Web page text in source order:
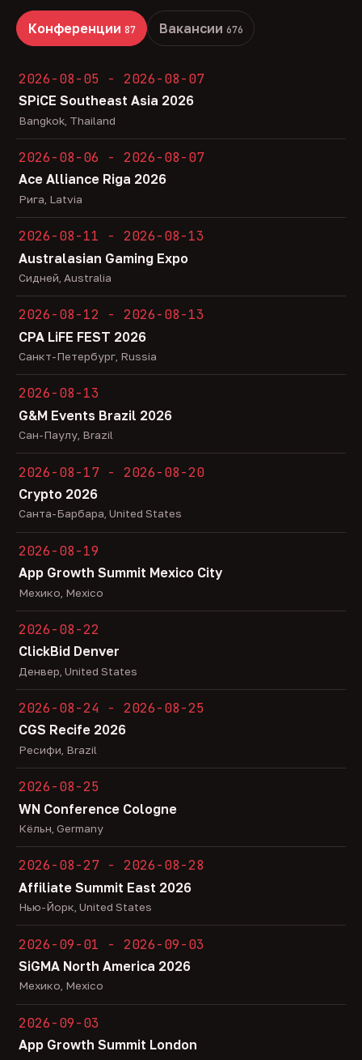
Конференции 87 Вакансии 676
2026-08-05 - 2026-08-07
SPiCE Southeast Asia 2026
Bangkok, Thailand
2026-08-06 - 2026-08-07
Ace Alliance Riga 2026
Рига, Latvia
2026-08-11 - 2026-08-13
Australasian Gaming Expo
Сидней, Australia
2026-08-12 - 2026-08-13
CPA LiFE FEST 2026
Санкт-Петербург, Russia
2026-08-13
G&M Events Brazil 2026
Сан-Паулу, Brazil
2026-08-17 - 2026-08-20
Crypto 2026
Санта-Барбара, United States
2026-08-19
App Growth Summit Mexico City
Мехико, Mexico
2026-08-22
ClickBid Denver
Денвер, United States
2026-08-24 - 2026-08-25
CGS Recife 2026
Ресифи, Brazil
2026-08-25
WN Conference Cologne
Кёльн, Germany
2026-08-27 - 2026-08-28
Affiliate Summit East 2026
Нью-Йорк, United States
2026-09-01 - 2026-09-03
SiGMA North America 2026
Мехико, Mexico
2026-09-03
App Growth Summit London